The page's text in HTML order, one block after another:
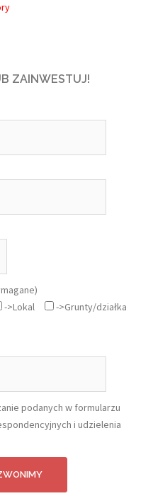
ZAINWESTUJ!
->Lokal
->Grunty/działka
podanych w formularzu
i udzielenia